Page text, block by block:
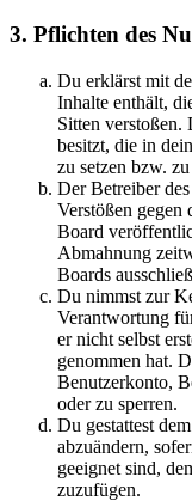
3. Pflichten des
Du erklärst mit
Inhalte enthält,
Sitten verstoßen.
besitzt, die in
zu setzen bzw.
Der Betreiber
Verstößen gegen
Board
Abmahnung
Boards
Du nimmst zur
Verantwortung
er nicht selbst
genommen hat.
Benutzerkonto,
oder zu sperren.
Du gestattest
abzuändern,
geeignet sind,
zuzufügen.